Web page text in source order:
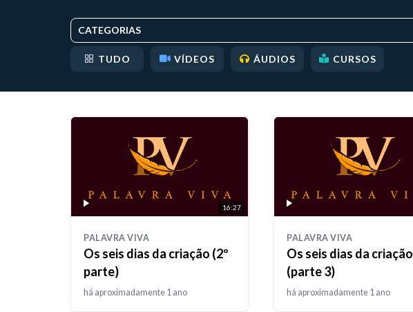
CATEGORIAS
TUDO VÍDEOS ÁUDIOS CURSOS
16:27
PALAVRA VIVA
Os seis dias da criação (2º
parte)
há aproximadamente 1 ano
PALAVRA VIVA
Os seis dias da criação
(parte 3)
há aproximadamente 1 ano